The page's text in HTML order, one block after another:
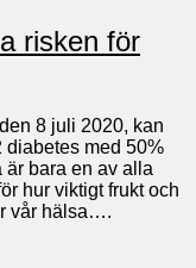
risken för
8 juli 2020, kan
diabetes med 50%
är bara en av alla
hur viktigt frukt och
vår hälsa….